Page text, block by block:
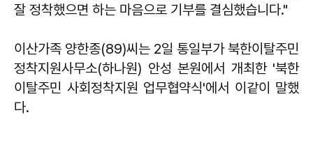
잘 정착했으면 하는 마음으로 기부를 결심했습니다."
이산가족 양한종(89)씨는 2일 통일부가 북한이탈주민
정착지원사무소(하나원) 안성 본원에서 개최한 '북한
이탈주민 사회정착지원 업무협약식'에서 이같이 말했
다.